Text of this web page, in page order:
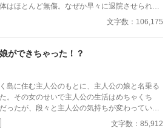
はほとんど無傷。なぜか早々に退院させられ、
へと帰還することに。 ​そして部屋の中で
の前に突然現れたのは、制服を着た見知らぬ美
詳細は誤魔化すし、なんなら部屋にすら入った
。 その嘘はあまりにも不自然で、ポンコツす
対に、記憶を失った”本当の理由”を隠そうとし
ことを決意する。 こうしてポンコツ可愛
。
文字数：106,175
ができちゃった！？
島に住む主人公のもとに、主人公の娘と名乗る
。その女のせいで主人公の生活はめちゃくち
ったが、段々と主人公の気持ちが変わっていっ
、紅葉が桜に変わる頃、物語の幕は閉じる。
文字数：85,912